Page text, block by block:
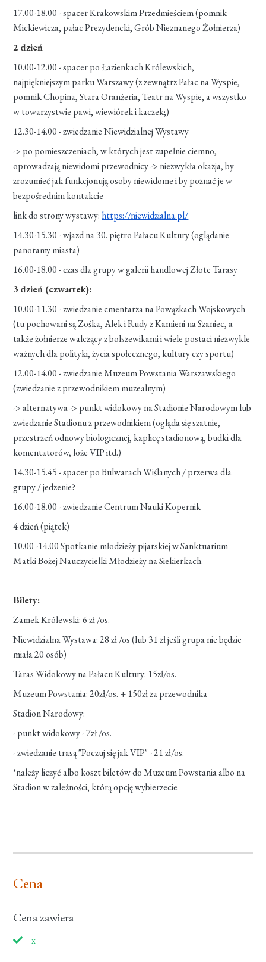
17.00-18.00 - spacer Krakowskim Przedmieściem (pomnik
Mickiewicza, pałac Prezydencki, Grób Nieznanego Żołnierza)
2 dzień
10.00-12.00 - spacer po Łazienkach Królewskich,
najpiękniejszym parku Warszawy (z zewnątrz Pałac na Wyspie,
pomnik Chopina, Stara Oranżeria, Teatr na Wyspie, a wszystko
w towarzystwie pawi, wiewiórek i kaczek;)
12.30-14.00 - zwiedzanie Niewidzialnej Wystawy
-> po pomieszczeniach, w których jest zupełnie ciemno,
oprowadzają niewidomi przewodnicy -> niezwykła okazja, by
zrozumieć jak funkcjonują osoby niewidome i by poznać je w
bezpośrednim kontakcie
link do strony wystawy: https://niewidzialna.pl/
14.30-15.30 - wjazd na 30. piętro Pałacu Kultury (oglądanie
panoramy miasta)
16.00-18.00 - czas dla grupy w galerii handlowej Złote Tarasy
3 dzień (czwartek):
10.00-11.30 - zwiedzanie cmentarza na Powązkach Wojskowych
(tu pochowani są Zośka, Alek i Rudy z Kamieni na Szaniec, a
także żołnierze walczący z bolszewikami i wiele postaci niezwykle
ważnych dla polityki, życia społecznego, kultury czy sportu)
12.00-14.00 - zwiedzanie Muzeum Powstania Warszawskiego
(zwiedzanie z przewodnikiem muzealnym)
-> alternatywa -> punkt widokowy na Stadionie Narodowym lub
zwiedzanie Stadionu z przewodnikiem (ogląda się szatnie,
przestrzeń odnowy biologicznej, kaplicę stadionową, budki dla
komentatorów, loże VIP itd.)
14.30-15.45 - spacer po Bulwarach Wiślanych / przerwa dla
grupy / jedzenie?
16.00-18.00 - zwiedzanie Centrum Nauki Kopernik
4 dzień (piątek)
10.00 -14.00 Spotkanie młodzieży pijarskiej w Sanktuarium
Matki Bożej Nauczycielki Młodzieży na Siekierkach.
Bilety:
Zamek Królewski: 6 zł /os.
Niewidzialna Wystawa: 28 zł /os (lub 31 zł jeśli grupa nie będzie
miała 20 osób)
Taras Widokowy na Pałacu Kultury: 15zł/os.
Muzeum Powstania: 20zł/os. + 150zł za przewodnika
Stadion Narodowy:
- punkt widokowy - 7zł /os.
- zwiedzanie trasą "Poczuj się jak VIP" - 21 zł/os.
*należy liczyć albo koszt biletów do Muzeum Powstania albo na
Stadion w zależności, którą opcję wybierzecie
Cena
Cena zawiera
x